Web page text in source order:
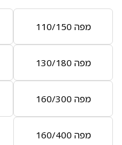
מפה 110/150
מפה 130/180
מפה 160/300
מפה 160/400